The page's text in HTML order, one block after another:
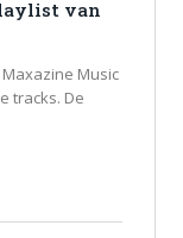
van
Music
tracks. De